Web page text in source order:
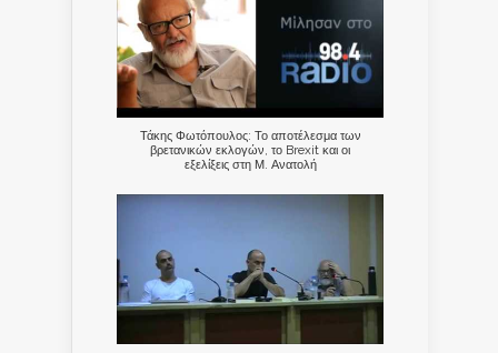
Τάκης Φωτόπουλος: Το αποτέλεσμα των
βρετανικών εκλογών, το Brexit και οι
εξελίξεις στη Μ. Ανατολή